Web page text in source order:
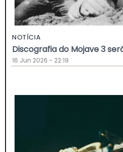
NOTÍCIA
Discografia do Mojave 3
16 Jun 2026 - 22:19